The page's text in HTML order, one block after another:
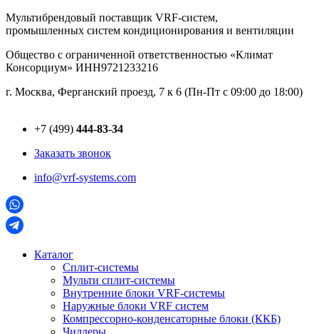
Перейти
к
Мультибрендовый поставщик VRF-cистем,
промышленных систем кондиционирования и вентиляции
Общество с ограниченной ответственностью «Климат
Консорциум» ИНН9721233216
г. Москва, Ферганский проезд, 7 к 6 (Пн-Пт с 09:00 до 18:00)
+7 (499) 444-83-34
Заказать звонок
info@vrf-systems.com
Каталог
Сплит-системы
Мульти сплит-системы
Внутренние блоки VRF-cистемы
Наружные блоки VRF cистем
Компрессорно-конденсаторные блоки (ККБ)
Чиллеры